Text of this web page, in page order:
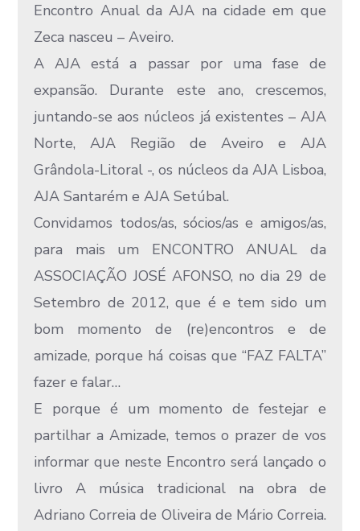
Encontro Anual da AJA na cidade em que
Zeca nasceu – Aveiro.
A AJA está a passar por uma fase de
expansão. Durante este ano, crescemos,
juntando-se aos núcleos já existentes – AJA
Norte, AJA Região de Aveiro e AJA
Grândola-Litoral -, os núcleos da AJA Lisboa,
AJA Santarém e AJA Setúbal.
Convidamos todos/as, sócios/as e amigos/as,
para mais um ENCONTRO ANUAL da
ASSOCIAÇÃO JOSÉ AFONSO, no dia 29 de
Setembro de 2012, que é e tem sido um
bom momento de (re)encontros e de
amizade, porque há coisas que “FAZ FALTA”
fazer e falar…
E porque é um momento de festejar e
partilhar a Amizade, temos o prazer de vos
informar que neste Encontro será lançado o
livro A música tradicional na obra de
Adriano Correia de Oliveira de Mário Correia.